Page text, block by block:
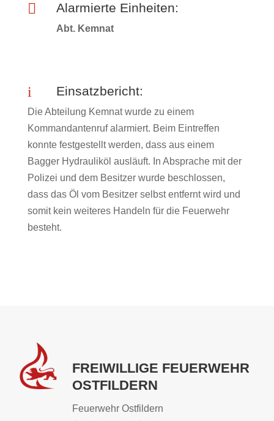
 Alarmierte Einheiten:
Abt. Kemnat
i Einsatzbericht:
Die Abteilung Kemnat wurde zu einem
Kommandantenruf alarmiert. Beim Eintreffen
konnte festgestellt werden, dass aus einem
Bagger Hydrauliköl ausläuft. In Absprache mit der
Polizei und dem Besitzer wurde beschlossen,
dass das Öl vom Besitzer selbst entfernt wird und
somit kein weiteres Handeln für die Feuerwehr
besteht.
FREIWILLIGE FEUERWEHR
OSTFILDERN
Feuerwehr Ostfildern